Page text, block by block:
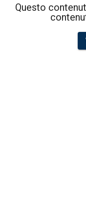
Questo